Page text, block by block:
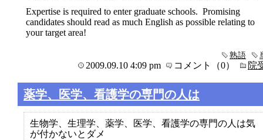
Expertise is required to enter graduate schools. Promising
candidates should read as much English as possible relating to
your target area!
熟語
2009.09.10 4:09 pm コメント（0） 院
薬学、医学、看護学の専門の人は
生物学、生理学、薬学、医学、看護学の専門の人は気
が付かないとダメ